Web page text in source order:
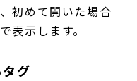
初めて開いた場合
表示します。
グ